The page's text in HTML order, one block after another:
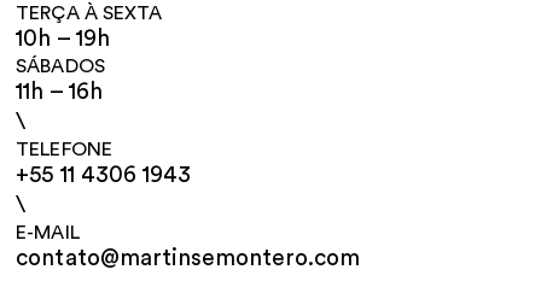
TERÇA À SEXTA
10h – 19h
SÁBADOS
11h – 16h
\
TELEFONE
+55 11 4306 1943
\
E-MAIL
contato@martinsemontero.com